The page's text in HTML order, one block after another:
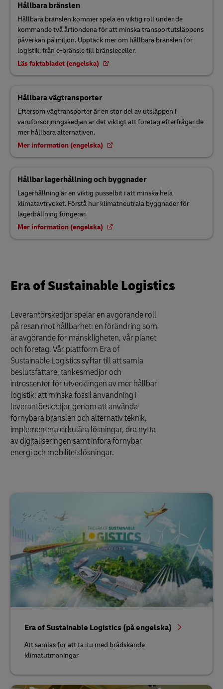
Hållbara bränslen
Hållbara bränslen kommer spela en viktig roll under de
kommande två årtiondena för att minska transportutsläppens
påverkan på miljön. Upptäck mer om hållbara bränslen för
logistik, från e-bränsle till bränsleceller.
Läs faktabladet (engelska)
Hållbara vägtransporter
Eftersom vägtransporter är en stor del av utsläppen i
varuförsörjningskedjan är det viktigt att företag efterfrågar de
mer hållbara alternativen.
Mer information (engelska)
Hållbar lagerhållning och byggnader
Lagerhållning är en viktig pusselbit i att minska hela
klimatavtrycket. Förstå hur klimatneutrala byggnader för
lagerhållning fungerar.
Mer information (engelska)
Era of Sustainable Logistics
Leverantörskedjor spelar en avgörande roll
på resan mot hållbarhet: en förändring som
är avgörande för mänskligheten, vår planet
och företag. Vår plattform Era of
Sustainable Logistics syftar till att samla
beslutsfattare, tankesmedjor och
intressenter för utvecklingen av mer hållbar
logistik: att minska fossil användning i
leverantörskedjor genom att använda
förnybara bränslen och alternativ teknik,
implementera cirkulära lösningar, dra nytta
av digitaliseringen samt införa förnybar
energi och mobilitetslösningar.
Era of Sustainable Logistics (på engelska)
Att samlas för att ta itu med brådskande
klimatutmaningar